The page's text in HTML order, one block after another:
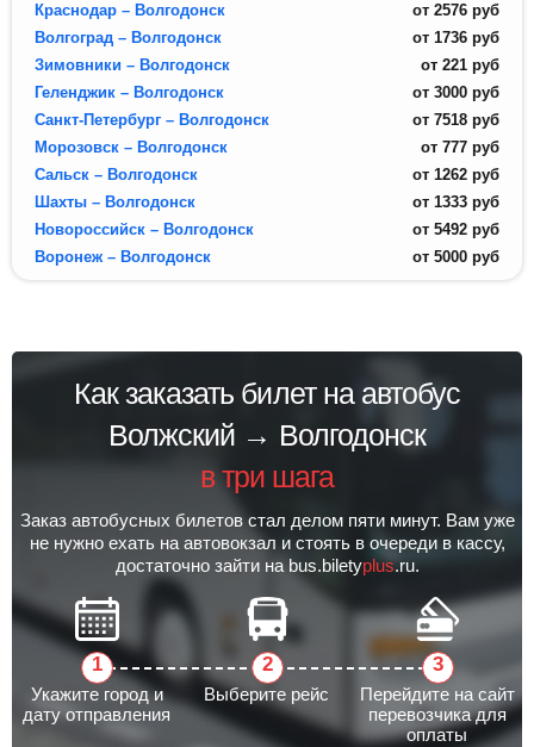
Краснодар – Волгодонск
от 2576 руб
Волгоград – Волгодонск
от 1736 руб
Зимовники – Волгодонск
от 221 руб
Геленджик – Волгодонск
от 3000 руб
Санкт-Петербург – Волгодонск
от 7518 руб
Морозовск – Волгодонск
от 777 руб
Сальск – Волгодонск
от 1262 руб
Шахты – Волгодонск
от 1333 руб
Новороссийск – Волгодонск
от 5492 руб
Воронеж – Волгодонск
от 5000 руб
Как заказать билет на автобус
Волжский → Волгодонск
в три шага
Заказ автобусных билетов стал делом пяти минут. Вам уже
не нужно ехать на автовокзал и стоять в очереди в кассу,
достаточно зайти на bus.biletyplus.ru.
Укажите город и
дату отправления
Выберите рейс
Перейдите на сайт
перевозчика для
оплаты